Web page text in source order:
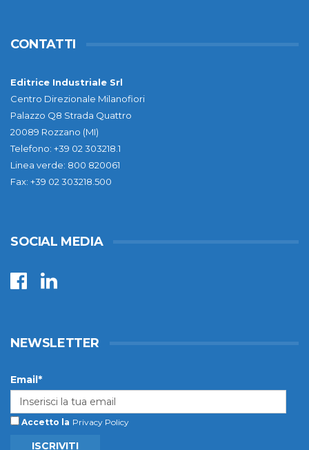
CONTATTI
Editrice Industriale Srl
Centro Direzionale Milanofiori
Palazzo Q8 Strada Quattro
20089 Rozzano (MI)
Telefono: +39 02 303218.1
Linea verde: 800 820061
Fax: +39 02 303218.500
SOCIAL MEDIA
NEWSLETTER
Email*
Accetto la Privacy Policy
ISCRIVITI